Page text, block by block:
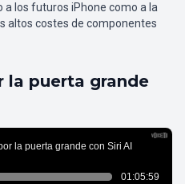
los futuros iPhone como a la
altos costes de componentes
la puerta grande